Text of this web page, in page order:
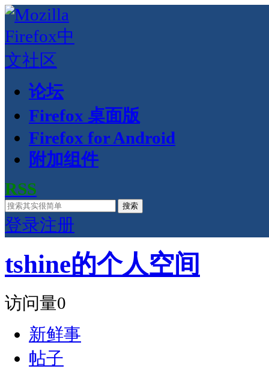
论坛
Firefox 桌面版
Firefox for Android
附加组件
RSS
搜索
登录注册
tshine的个人空间
访问量0
新鲜事
帖子